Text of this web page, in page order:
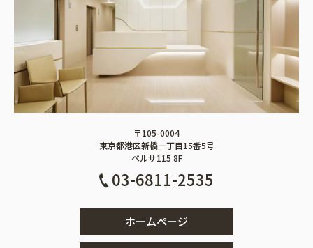
〒105-0004
東京都港区新橋一丁目15番5号
ペルサ115 8F
03-6811-2535
ホームページ